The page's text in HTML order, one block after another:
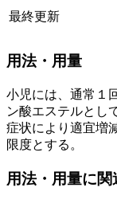
最終更新
用法・用量
小児には、通常１
ン酸エステルとし
症状により適宜増
限度とする。
用法・用量に